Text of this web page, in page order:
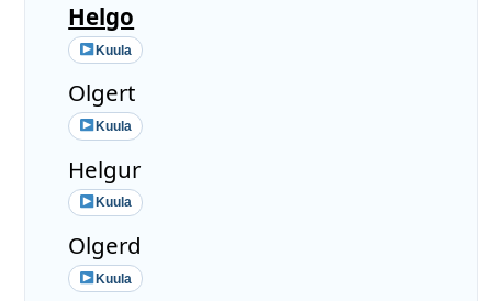
Helgo
Kuula
Olgert
Kuula
Helgur
Kuula
Olgerd
Kuula